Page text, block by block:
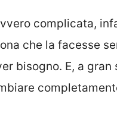
complicata,
che la facesse
bisogno. E, a